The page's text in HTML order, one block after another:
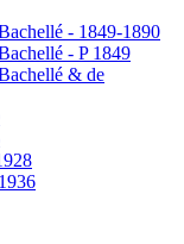
- 1849-1890
- P 1849
& de